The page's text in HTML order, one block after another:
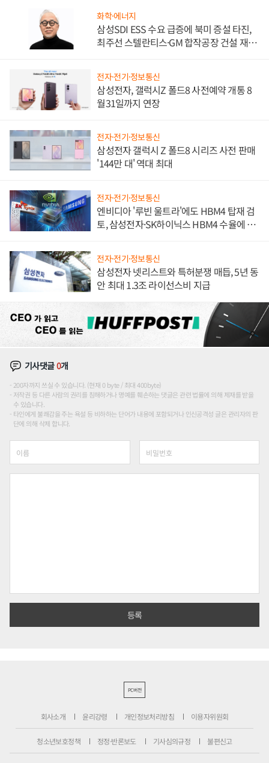
화학·에너지
삼성SDI ESS 수요 급증에 북미 증설 타진,
최주선 스텔란티스·GM 합작공장 건설 재추
전자·전기·정보통신
삼성전자, 갤럭시Z 폴드8 사전예약 개통 8
월31일까지 연장
전자·전기·정보통신
삼성전자 갤럭시 Z 폴드8 시리즈 사전 판매
'144만 대' 역대 최대
전자·전기·정보통신
엔비디아 '루빈 울트라'에도 HBM4 탑재 검
토, 삼성전자·SK하이닉스 HBM4 수율에 주
전자·전기·정보통신
삼성전자 넷리스트와 특허분쟁 매듭, 5년 동
안 최대 1.3조 라이선스비 지급
기사댓글0개
200자까지 쓰실 수 있습니다. (현재 0 byte / 최대 400byte)
저작권 등 다른 사람의 권리를 침해하거나 명예를 훼손하는 댓글은 관련 법률에 의해 제재를 받을
수 있습니다.
타인에게 불쾌감을 주는 욕설 등 비하하는 단어가 내용에 포함되거나 인신공격성 글은 관리자의 판
단에 의해 삭제 합니다.
PC버전
회사소개 윤리강령 개인정보처리방침 이용자위원회
청소년보호정책 정정·반론보도 기사심의규정 불편신고